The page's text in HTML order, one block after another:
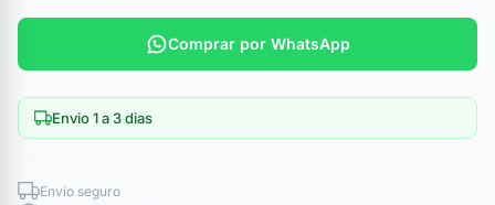
Comprar por WhatsApp
Envio 1 a 3 dias
Envío seguro